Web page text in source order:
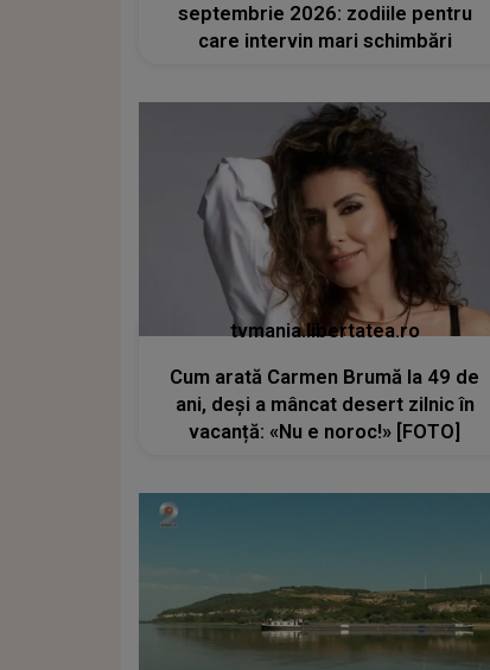
septembrie 2026: zodiile pentru
care intervin mari schimbări
tvmania.libertatea.ro
Cum arată Carmen Brumă la 49 de
ani, deși a mâncat desert zilnic în
vacanță: «Nu e noroc!» [FOTO]